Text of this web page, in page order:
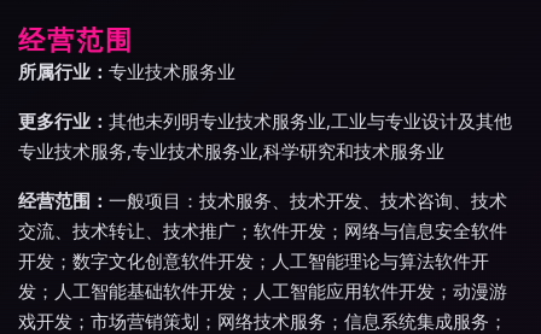
经营范围
所属行业： 专业技术服务业
更多行业： 其他未列明专业技术服务业,工业与专业设计及其他
专业技术服务,专业技术服务业,科学研究和技术服务业
经营范围： 一般项目：技术服务、技术开发、技术咨询、技术
交流、技术转让、技术推广；软件开发；网络与信息安全软件
开发；数字文化创意软件开发；人工智能理论与算法软件开
发；人工智能基础软件开发；人工智能应用软件开发；动漫游
戏开发；市场营销策划；网络技术服务；信息系统集成服务；